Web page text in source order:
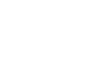
opuksen 189